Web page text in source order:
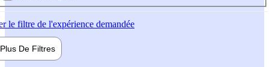
le filtre de l'expérience demandée
Plus De Filtres